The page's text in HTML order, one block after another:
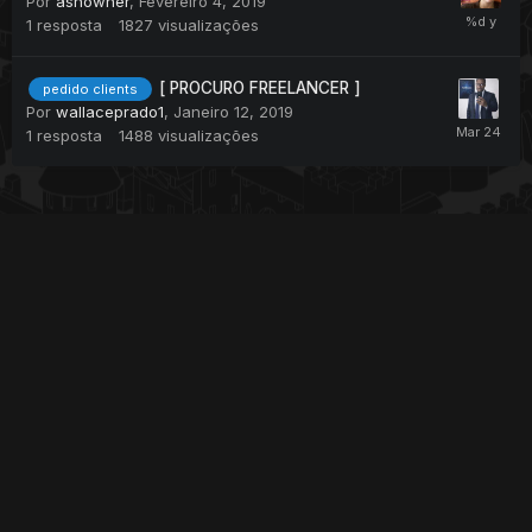
1 resposta 1827 visualizações
pedido clients
[ PROCURO FREELANCER ]
Por wallaceprado1, Janeiro 12, 2019
1 resposta 1488 visualizações